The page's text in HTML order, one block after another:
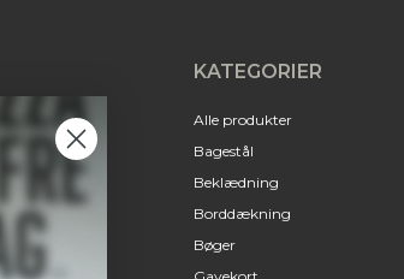
KATEGORIER
Alle produkter
Bagestål
Beklædning
Borddækning
Bøger